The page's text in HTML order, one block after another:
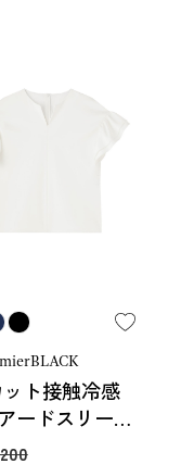
ト接触冷感
ードスリーブ
ソー